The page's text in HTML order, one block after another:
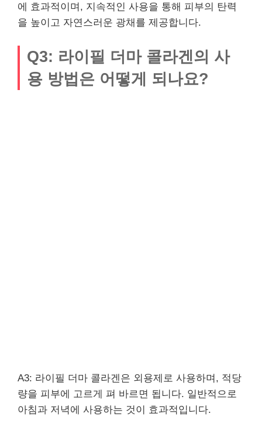
에 효과적이며, 지속적인 사용을 통해 피부의 탄력
을 높이고 자연스러운 광채를 제공합니다.
Q3: 라이필 더마 콜라겐의 사
용 방법은 어떻게 되나요?
A3: 라이필 더마 콜라겐은 외용제로 사용하며, 적당
량을 피부에 고르게 펴 바르면 됩니다. 일반적으로
아침과 저녁에 사용하는 것이 효과적입니다.